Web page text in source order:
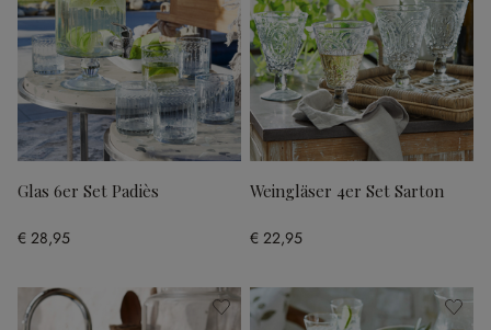
Glas 6er Set Padiès
€ 28,95
Weingläser 4er Set Sarton
€ 22,95